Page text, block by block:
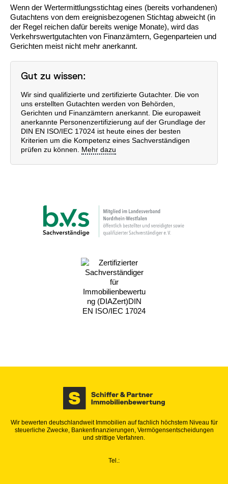
Wenn der Wertermittlungsstichtag eines (bereits vorhandenen)
Gutachtens von dem ereignisbezogenen Stichtag abweicht (in
der Regel reichen dafür bereits wenige Monate), wird das
Verkehrswertgutachten von Finanzämtern, Gegenparteien und
Gerichten meist nicht mehr anerkannt.
Gut zu wissen:
Wir sind qualifizierte und zertifizierte Gutachter. Die von
uns erstellten Gutachten werden von Behörden,
Gerichten und Finanzämtern anerkannt. Die europaweit
anerkannte Personenzertifizierung auf der Grundlage der
DIN EN ISO/IEC 17024 ist heute eines der besten
Kriterien um die Kompetenz eines Sachverständigen
prüfen zu können. Mehr dazu
Wir bewerten deutschlandweit Immobilien auf fachlich höchstem Niveau für
steuerliche Zwecke, Bankenfinanzierungen, Vermögensentscheidungen
und strittige Verfahren.
Tel.: